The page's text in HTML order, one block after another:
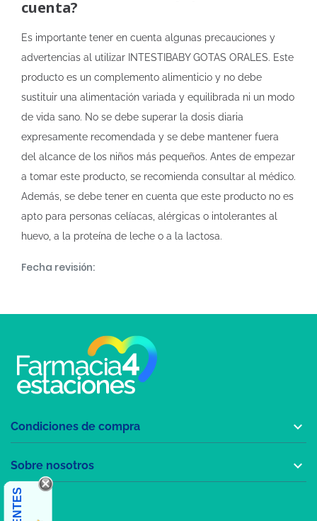
cuenta?
Es importante tener en cuenta algunas precauciones y
advertencias al utilizar INTESTIBABY GOTAS ORALES. Este
producto es un complemento alimenticio y no debe
sustituir una alimentación variada y equilibrada ni un modo
de vida sano. No se debe superar la dosis diaria
expresamente recomendada y se debe mantener fuera
del alcance de los niños más pequeños. Antes de empezar
a tomar este producto, se recomienda consultar al médico.
Además, se debe tener en cuenta que este producto no es
apto para personas celíacas, alérgicas o intolerantes al
huevo, a la proteína de leche o a la lactosa.
Fecha revisión:
Condiciones de compra 
Sobre nosotros 